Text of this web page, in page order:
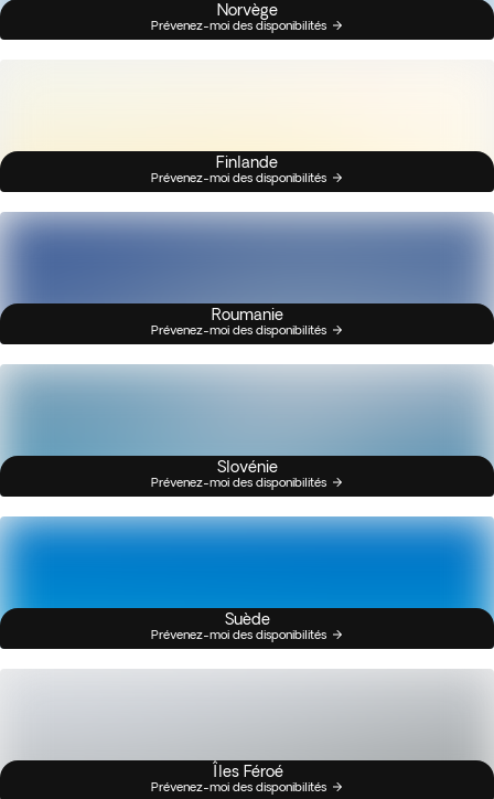
Norvège
Prévenez-moi des disponibilités
Finlande
Prévenez-moi des disponibilités
Roumanie
Prévenez-moi des disponibilités
Slovénie
Prévenez-moi des disponibilités
Suède
Prévenez-moi des disponibilités
Îles Féroé
Prévenez-moi des disponibilités